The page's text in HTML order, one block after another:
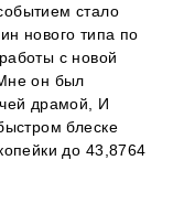
стало
нового типа по
с новой
он был
драмой, И
блеске
до 43,8764